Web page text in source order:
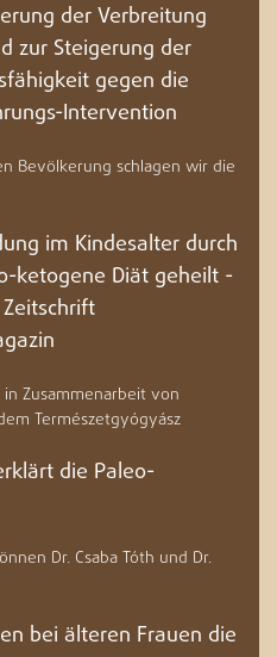
der Verbreitung
zur Steigerung der
gegen die
Intervention
Bevölkerung schlagen wir die
im Kindesalter durch
ketogene Diät geheilt -
Zusammenarbeit von
Természetgyógyász
die Paleo-
Dr. Csaba Tóth und Dr.
bei älteren Frauen die